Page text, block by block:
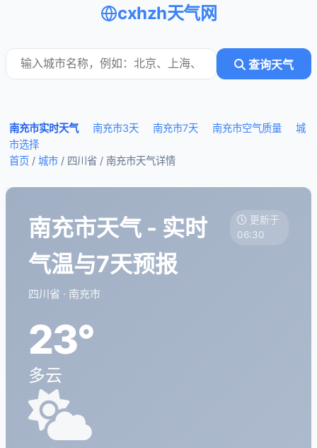
cxhzh天气网
查询天气
南充市实时天气 南充市3天 南充市7天 南充市空气质量
城
市选择
首页 / 城市 / 四川省 / 南充市天气详情
南充市天气 - 实时
气温与7天预报
四川省 · 南充市
更新于
06:30
23°
多云